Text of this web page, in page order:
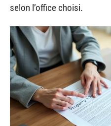
selon l’office choisi.